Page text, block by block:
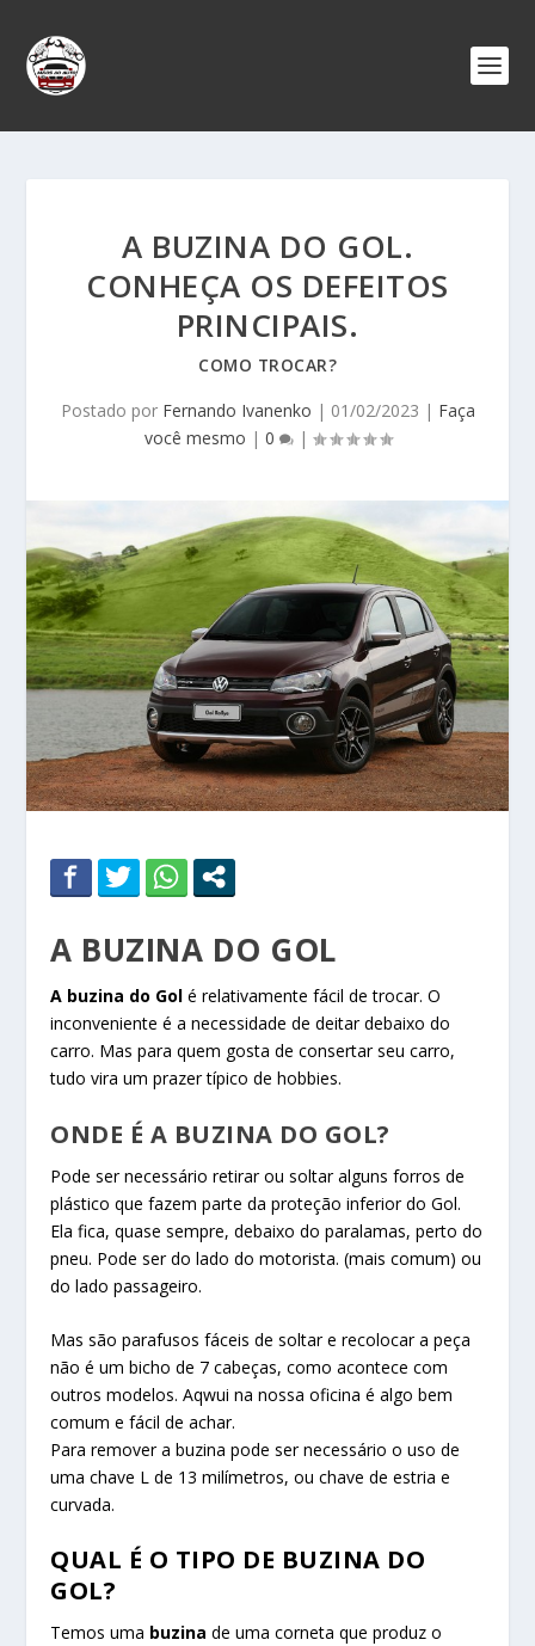
A BUZINA DO GOL.
CONHEÇA OS DEFEITOS
PRINCIPAIS.
COMO TROCAR?
Postado por Fernando Ivanenko | 01/02/2023 | Faça
você mesmo | 0 |
A BUZINA DO GOL
A buzina do Gol é relativamente fácil de trocar. O
inconveniente é a necessidade de deitar debaixo do
carro. Mas para quem gosta de consertar seu carro,
tudo vira um prazer típico de hobbies.
ONDE É A BUZINA DO GOL?
Pode ser necessário retirar ou soltar alguns forros de
plástico que fazem parte da proteção inferior do Gol.
Ela fica, quase sempre, debaixo do paralamas, perto do
pneu. Pode ser do lado do motorista. (mais comum) ou
do lado passageiro.
Mas são parafusos fáceis de soltar e recolocar a peça
não é um bicho de 7 cabeças, como acontece com
outros modelos. Aqwui na nossa oficina é algo bem
comum e fácil de achar.
Para remover a buzina pode ser necessário o uso de
uma chave L de 13 milímetros, ou chave de estria e
curvada.
QUAL É O TIPO DE BUZINA DO
GOL?
Temos uma buzina de uma corneta que produz o